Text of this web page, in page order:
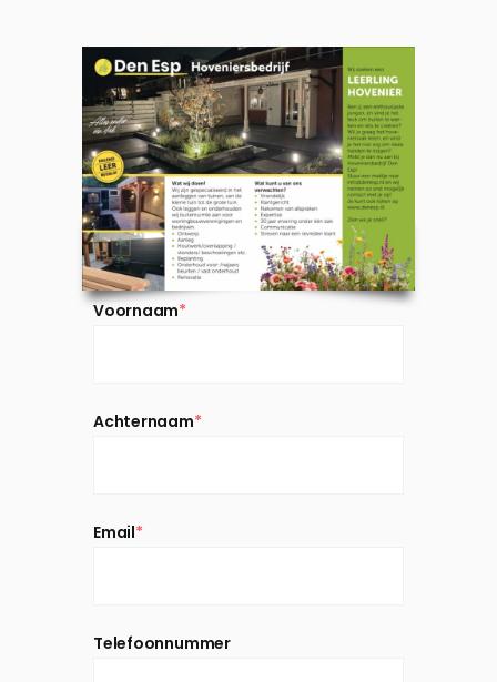
Voornaam*
Achternaam*
Email*
Telefoonnummer